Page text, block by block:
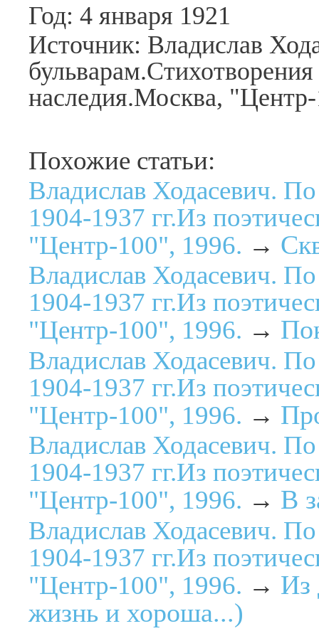
Год: 4 января 1921
Источник: Владислав
наследия.Москва,
Похожие статьи:
Владислав Ходасевич.
1904-1937 гг.Из
"Центр-100", 1996. →
Владислав Ходасевич.
1904-1937 гг.Из
"Центр-100", 1996. →
Владислав Ходасевич.
1904-1937 гг.Из
"Центр-100", 1996. →
Владислав Ходасевич.
1904-1937 гг.Из
"Центр-100", 1996. → В
Владислав Ходасевич.
1904-1937 гг.Из
"Центр-100", 1996. → Из
жизнь и хороша...)